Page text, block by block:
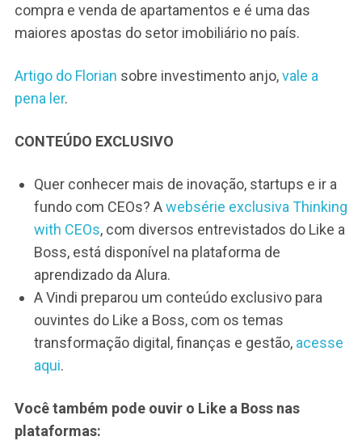
compra e venda de apartamentos e é uma das
maiores apostas do setor imobiliário no país.
Artigo do Florian sobre investimento anjo,vale a
pena ler.
CONTEÚDO EXCLUSIVO
Quer conhecer mais de inovação, startups e ir a
fundo com CEOs? Awebsérie exclusiva Thinking
with CEOs, com diversos entrevistados do Like a
Boss, está disponível na plataforma de
aprendizado da Alura.
A Vindi preparou um conteúdo exclusivo para
ouvintes do Like a Boss, com os temas
transformação digital, finanças e gestão, acesse
aqui.
Você também pode ouvir o Like a Boss nas
plataformas: